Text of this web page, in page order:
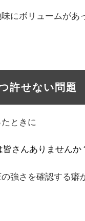
にボリュームがあ
許せない問題
ときに
さんありませんか
強さを確認する癖